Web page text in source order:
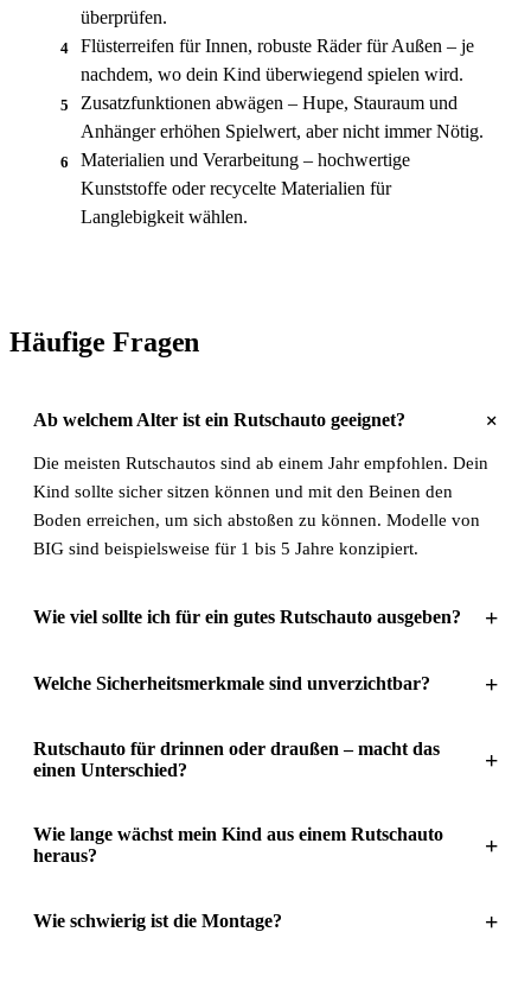
überprüfen.
4
Flüsterreifen für Innen, robuste Räder für Außen – je
nachdem, wo dein Kind überwiegend spielen wird.
5
Zusatzfunktionen abwägen – Hupe, Stauraum und
Anhänger erhöhen Spielwert, aber nicht immer Nötig.
6
Materialien und Verarbeitung – hochwertige
Kunststoffe oder recycelte Materialien für
Langlebigkeit wählen.
Häufige Fragen
Ab welchem Alter ist ein Rutschauto geeignet? +
Die meisten Rutschautos sind ab einem Jahr empfohlen. Dein
Kind sollte sicher sitzen können und mit den Beinen den
Boden erreichen, um sich abstoßen zu können. Modelle von
BIG sind beispielsweise für 1 bis 5 Jahre konzipiert.
Wie viel sollte ich für ein gutes Rutschauto ausgeben? +
Welche Sicherheitsmerkmale sind unverzichtbar? +
Rutschauto für drinnen oder draußen – macht das
einen Unterschied?
+
Wie lange wächst mein Kind aus einem Rutschauto
heraus?
+
Wie schwierig ist die Montage? +